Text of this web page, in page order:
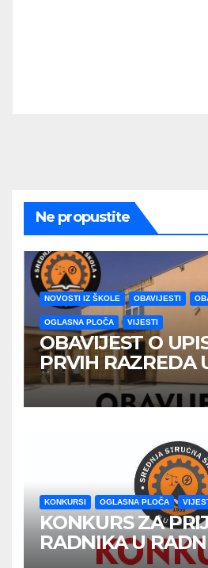
Ne propustite
NOVOSTI IZ ŠKOLE OBAVIJESTI
OGLASNA PLOČA VIJESTI
OBAVIJEST O
PRVIH RAZREDA U
ŠKOLSKOJ 2026/
GODINE
KONKURSI OGLASNA PLOČA
KONKURS ZA
RADNIKA U